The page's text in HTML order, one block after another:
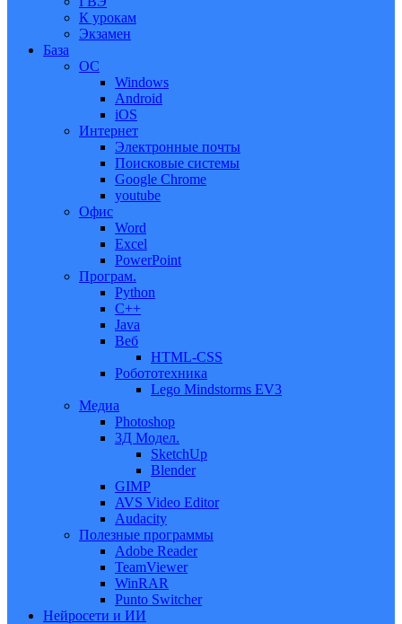
К урокам
Экзамен
База
ОС
Windows
Android
iOS
Интернет
Электронные почты
Поисковые системы
Google Chrome
youtube
Офис
Word
Excel
PowerPoint
Програм.
Python
C++
Java
Веб
HTML-CSS
Робототехника
Lego Mindstorms EV3
Медиа
Photoshop
3Д Модел.
SketchUp
Blender
GIMP
AVS Video Editor
Audacity
Полезные программы
Adobe Reader
TeamViewer
WinRAR
Punto Switcher
Нейросети и ИИ